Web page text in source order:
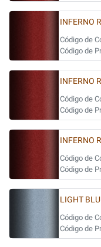
INFERNO
Código de
Código de
INFERNO
Código de
Código de
INFERNO
Código de
Código de
LIGHT
Código de
Código de